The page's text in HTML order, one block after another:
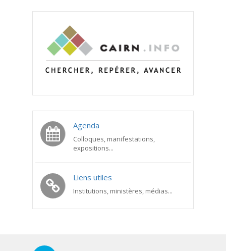
Agenda
Colloques, manifestations,
expositions...
Liens utiles
Institutions, ministères, médias...